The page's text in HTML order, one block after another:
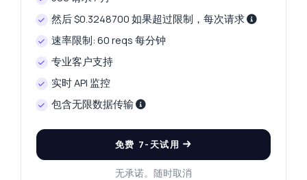
然后 $0.3248700 如果超过限制，每次请求
速率限制: 60 reqs 每分钟
专业客户支持
实时 API 监控
包含无限数据传输
免费 7-天试用
无承诺。随时取消